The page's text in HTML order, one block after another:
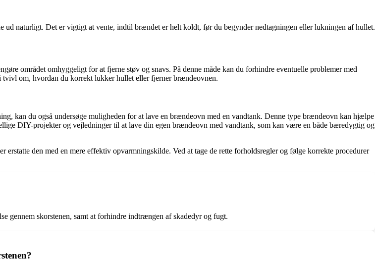
naturligt. Det er vigtigt at vente, indtil brændet er helt koldt, før du begynder nedtagningen eller lukningen af hullet.
området omhyggeligt for at fjerne støv og snavs. På denne måde kan du forhindre eventuelle problemer med
om, hvordan du korrekt lukker hullet eller fjerner brændeovnen.
kan du også undersøge muligheden for at lave en brændeovn med en vandtank. Denne type brændeovn kan hjælpe
DIY-projekter og vejledninger til at lave din egen brændeovn med vandtank, som kan være en både bæredygtig og
den med en mere effektiv opvarmningskilde. Ved at tage de rette forholdsregler og følge korrekte procedurer
gennem skorstenen, samt at forhindre indtrængen af skadedyr og fugt.